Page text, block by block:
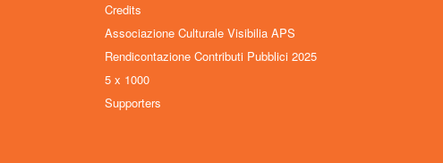
Credits
Associazione Culturale Visibilia APS
Rendicontazione Contributi Pubblici 2025
5 x 1000
Supporters